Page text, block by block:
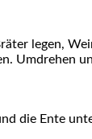
legen,
Umdre­hen
die Ente